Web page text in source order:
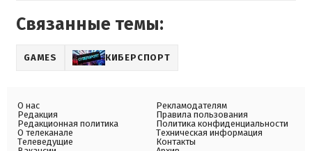
Связанные темы:
GAMES КИБЕРСПОРТ
О нас
Редакция
Редакционная политика
О телеканале
Телеведущие
Рекламодателям
Правила пользования
Политика конфиденциальности
Техническая информация
Контакты